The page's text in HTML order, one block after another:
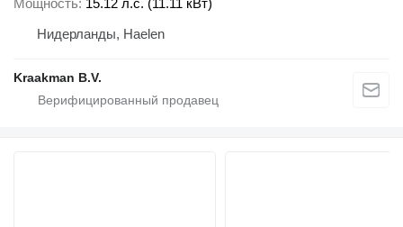
Мощность 15.12 л.с. (11.11 кВт)
Нидерланды, Haelen
Kraakman B.V.